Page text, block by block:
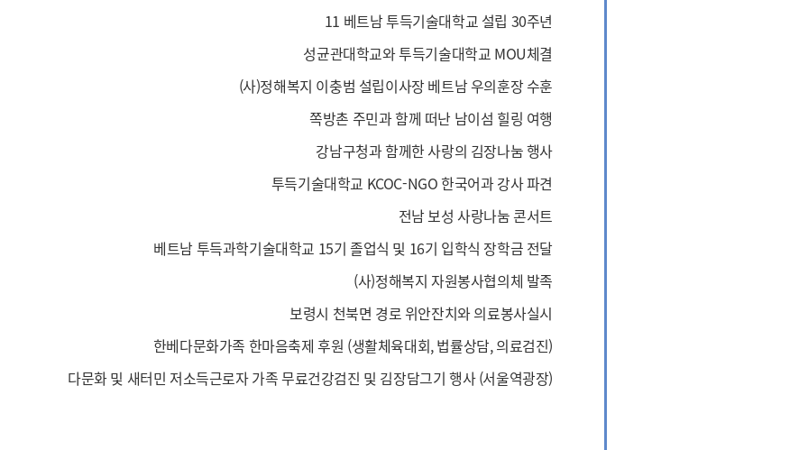
11 베트남 투득기술대학교 설립 30주년
성균관대학교와 투득기술대학교 MOU체결
(사)정해복지 이충범 설립이사장 베트남 우의훈장 수훈
쪽방촌 주민과 함께 떠난 남이섬 힐링 여행
강남구청과 함께한 사랑의 김장나눔 행사
투득기술대학교 KCOC-NGO 한국어과 강사 파견
전남 보성 사랑나눔 콘서트
베트남 투득과학기술대학교 15기 졸업식 및 16기 입학식 장학금 전달
(사)정해복지 자원봉사협의체 발족
보령시 천북면 경로 위안잔치와 의료봉사실시
한베다문화가족 한마음축제 후원 (생활체육대회, 법률상담, 의료검진)
다문화 및 새터민 저소득근로자 가족 무료건강검진 및 김장담그기 행사 (서울역광장)